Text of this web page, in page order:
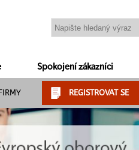
Spokojení zákazníci
REGISTROVAT SE